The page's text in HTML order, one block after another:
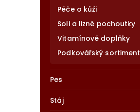
Péče o kůži
Soli a lizné pochoutky
Vitamínové doplňky
Podkovářský sortiment
Pes
Stáj